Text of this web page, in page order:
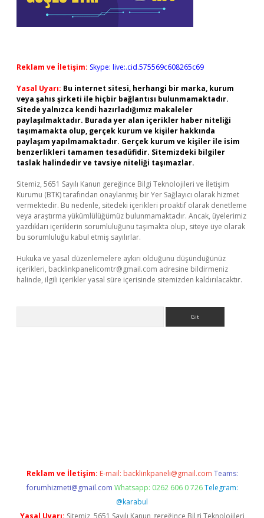
Reklam ve İletişim: Skype: live:.cid.575569c608265c69
Yasal Uyarı: Bu internet sitesi, herhangi bir marka, kurum
veya şahıs şirketi ile hiçbir bağlantısı bulunmamaktadır.
Sitede yalnızca kendi hazırladığımız makaleler
paylaşılmaktadır. Burada yer alan içerikler haber niteliği
taşımamakta olup, gerçek kurum ve kişiler hakkında
paylaşım yapılmamaktadır. Gerçek kurum ve kişiler ile isim
benzerlikleri tamamen tesadüfidir. Sitemizdeki bilgiler
taslak halindedir ve tavsiye niteliği taşımazlar.
Sitemiz, 5651 Sayılı Kanun gereğince Bilgi Teknolojileri ve İletişim
Kurumu (BTK) tarafından onaylanmış bir Yer Sağlayıcı olarak hizmet
vermektedir. Bu nedenle, sitedeki içerikleri proaktif olarak denetleme
veya araştırma yükümlülüğümüz bulunmamaktadır. Ancak, üyelerimiz
yazdıkları içeriklerin sorumluluğunu taşımakta olup, siteye üye olarak
bu sorumluluğu kabul etmiş sayılırlar.
Hukuka ve yasal düzenlemelere aykırı olduğunu düşündüğünüz
içerikleri, backlinkpanelicomtr@gmail.com adresine bildirmeniz
halinde, ilgili içerikler yasal süre içerisinde sitemizden kaldırılacaktır.
Reklam ve İletişim: E-mail: backlinkpaneli@gmail.com Teams:
forumhizmeti@gmail.com Whatsapp: 0262 606 0 726 Telegram:
@karabul
Yasal Uyarı: Sitemiz, 5651 Sayılı Kanun gereğince Bilgi Teknolojileri